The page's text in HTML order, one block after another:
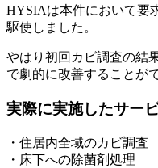
HYSIAは本件において要
駆使しました。
やはり初回カビ調査の結
で劇的に改善することが
実際に実施したサー
・住居内全域のカビ調査
・床下への除菌剤処理